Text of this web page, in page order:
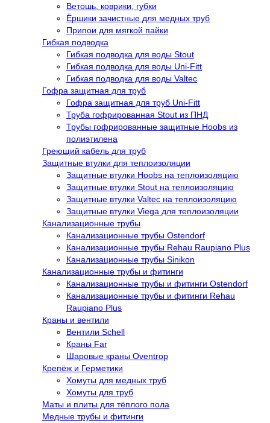
Ветошь, коврики, губки
Ёршики зачистные для медных труб
Припои для мягкой пайки
Гибкая подводка
Гибкая подводка для воды Stout
Гибкая подводка для воды Uni-Fitt
Гибкая подводка для воды Valtec
Гофра защитная для труб
Гофра защитная для труб Uni-Fitt
Труба гофрированная Stout из ПНД
Трубы гофрированные защитные Hoobs из
полиэтилена
Греющий кабель для труб
Защитные втулки для теплоизоляции
Защитные втулки Hoobs на теплоизоляцию
Защитные втулки Stout на теплоизоляцию
Защитные втулки Valtec на теплоизоляцию
Защитные втулки Viega для теплоизоляции
Канализационные трубы
Канализационные трубы Ostendorf
Канализационные трубы Rehau Raupiano Plus
Канализационные трубы Sinikon
Канализационные трубы и фитинги
Канализационные трубы и фитинги Ostendorf
Канализационные трубы и фитинги Rehau
Raupiano Plus
Краны и вентили
Вентили Schell
Краны Far
Шаровые краны Oventrop
Крепёж и Герметики
Хомуты для медных труб
Хомуты для труб
Маты и плиты для тёплого пола
Медные трубы и фитинги